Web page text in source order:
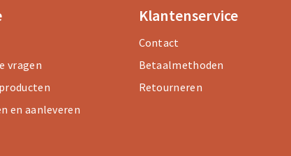
vragen
en aanleveren
Klantenservice
Contact
Betaalmethoden
Retourneren